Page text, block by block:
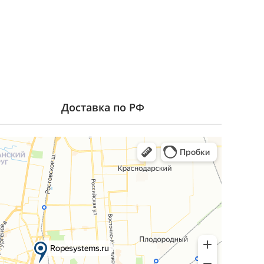
Доставка по РФ